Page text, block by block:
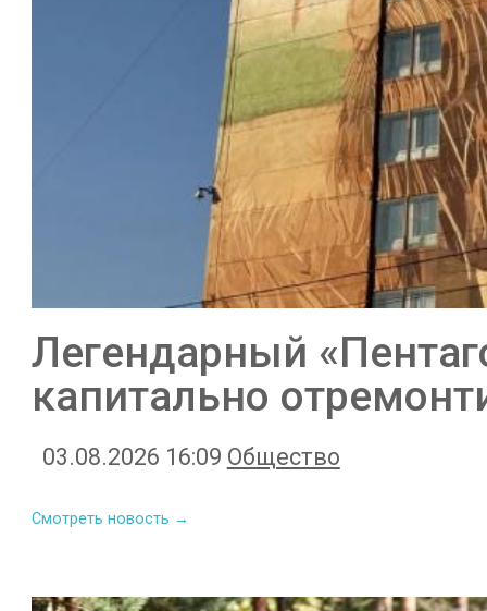
Легендарный
капитально
03.08.2026 16:09 Общество
Смотреть новость →